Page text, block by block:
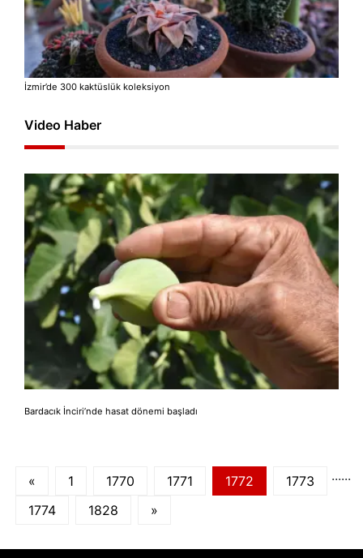
İzmir’de 300 kaktüslük koleksiyon
Video Haber
Bardacık İnciri’nde hasat dönemi başladı
« 1 ...
1770 1771 1772
1773
1774
...
1828 »